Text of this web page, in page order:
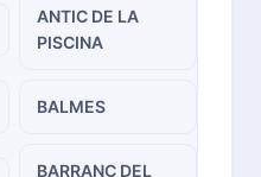
ANTIC DE LA
PISCINA
BALMES
BARRANC DEL